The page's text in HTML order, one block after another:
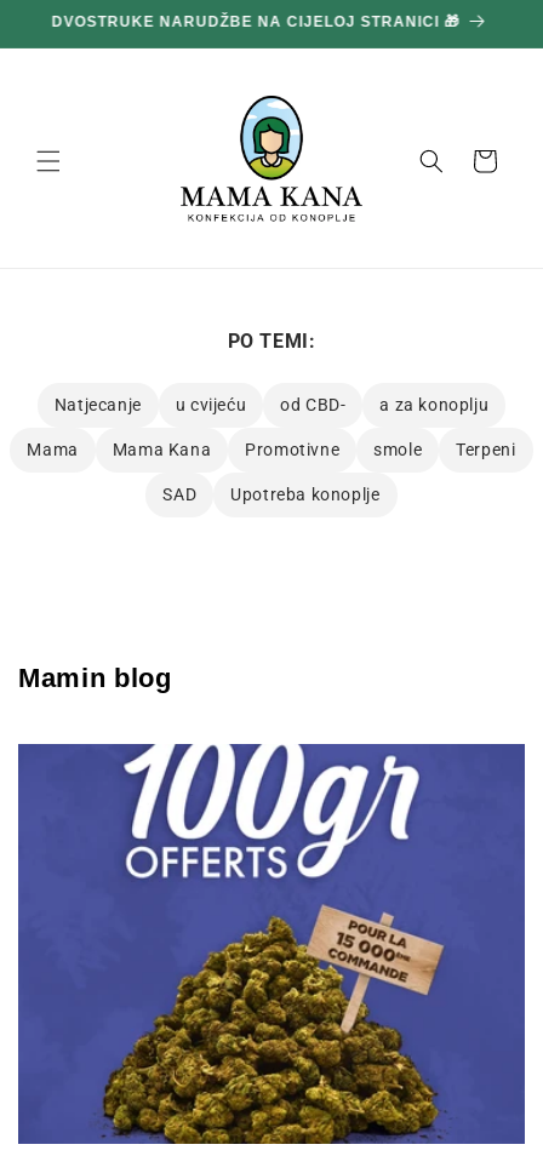
na
sadržaj
DVOSTRUKE NARUDŽBE NA CIJELOJ STRANICI 🎁
Košara
PO TEMI:
Natjecanje u cvijeću od CBD- a za konoplju
Mama Mama Kana Promotivne smole Terpeni
SAD Upotreba konoplje
Mamin blog